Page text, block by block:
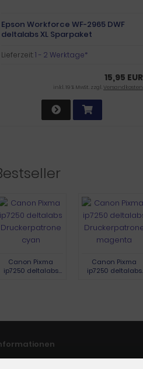
Epson Workforce WF-2965 DWF
deltalabs XL Sparpaket
Lieferzeit:1 - 2 Werktage*
15,95 EUR
inkl. 19 % MwSt. zzgl.Versandkosten
Canon Pixma
ip7250 deltalabs
Canon Pixma
ip7250 deltalabs